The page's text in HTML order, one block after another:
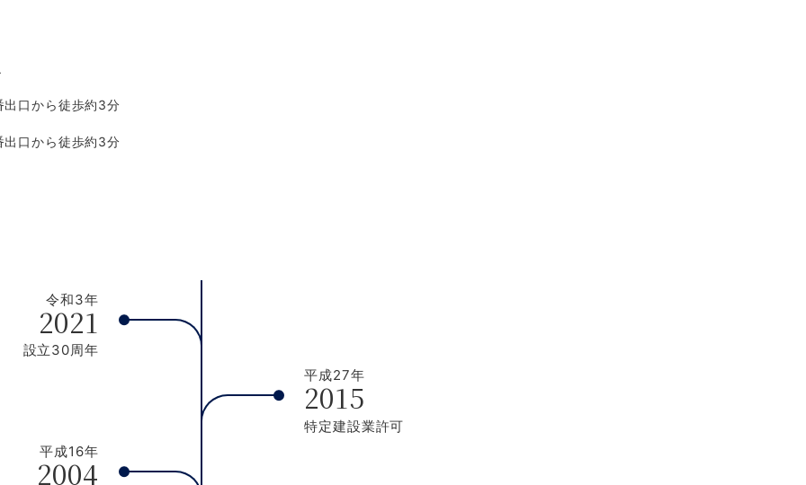
出口から徒歩約3分
出口から徒歩約3分
令和3年
2021
設立30周年
平成27年
2015
特定建設業許可
平成16年
2004